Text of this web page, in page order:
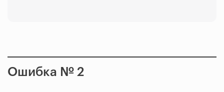
Ошибка № 2